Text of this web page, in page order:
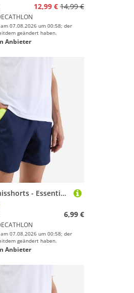
12,99 € 14,99 €
07.08.2026 um 00:58; der
geändert haben.
Anbieter
Herren Tennisshorts - Essential marineblau
6,99 €
07.08.2026 um 00:58; der
geändert haben.
Anbieter